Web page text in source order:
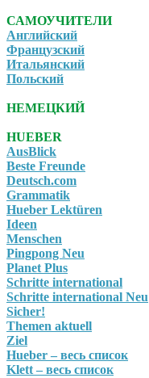
САМОУЧИТЕЛИ
Английский
Французский
Итальянский
Польский
НЕМЕЦКИЙ
HUEBER
AusBlick
Beste Freunde
Deutsch.com
Grammatik
Hueber Lektüren
Ideen
Menschen
Pingpong Neu
Planet Plus
Schritte international
Schritte international Neu
Sicher!
Themen aktuell
Ziel
Hueber – весь список
Klett – весь список